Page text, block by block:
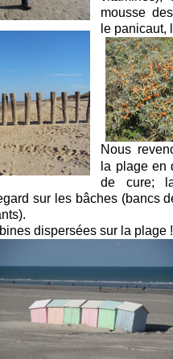
mousse
le panicaut,
Nous
la plage en
de cure;
sur les bâches (bancs
dispersées sur la plage !